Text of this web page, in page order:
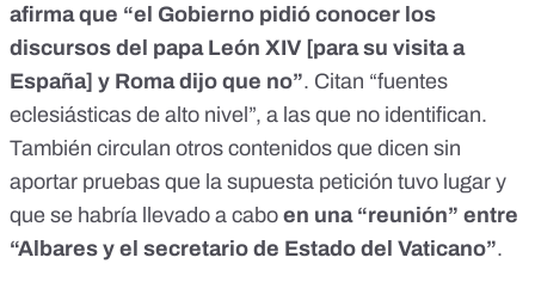
afirmaque “el Gobierno pidió conocer los
discursos del papa León XIV [para su visita a
España] y Roma dijo que no”. Citan “fuentes
eclesiásticas de alto nivel”, a las que no identifican.
También circulan otros contenidos que dicen sin
aportar pruebas que la supuesta petición tuvo lugar y
que se habría llevado a cabo en una “reunión” entre
“Albares y el secretario de Estado del Vaticano”.